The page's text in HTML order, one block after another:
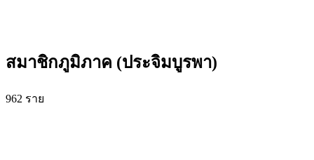
สมาชิกภูมิภาค (ประจิมบูรพา)
962 ราย